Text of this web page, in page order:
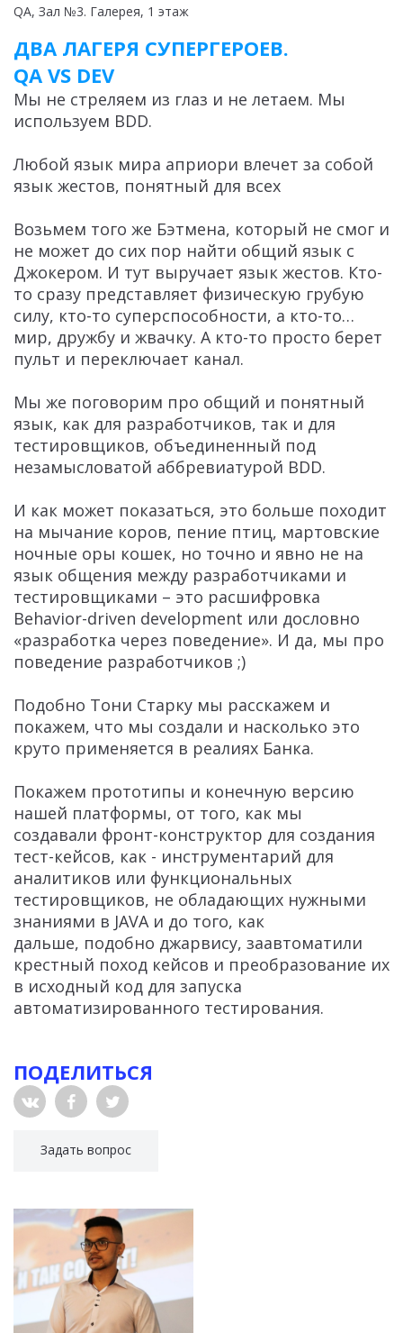
QA, Зал №3. Галерея, 1 этаж
ДВА ЛАГЕРЯ СУПЕРГЕРОЕВ.
QA VS DEV
Мы не стреляем из глаз и не летаем. Мы
используем BDD.
Любой язык мира априори влечет за собой
язык жестов, понятный для всех
Возьмем того же Бэтмена, который не смог и
не может до сих пор найти общий язык с
Джокером. И тут выручает язык жестов. Кто-
то сразу представляет физическую грубую
силу, кто-то суперспособности, а кто-то…
мир, дружбу и жвачку. А кто-то просто берет
пульт и переключает канал.
Мы же поговорим про общий и понятный
язык, как для разработчиков, так и для
тестировщиков, объединенный под
незамысловатой аббревиатурой BDD.
И как может показаться, это больше походит
на мычание коров, пение птиц, мартовские
ночные оры кошек, но точно и явно не на
язык общения между разработчиками и
тестировщиками – это расшифровка
Behavior-driven development или дословно
«разработка через поведение». И да, мы про
поведение разработчиков ;)
Подобно Тони Старку мы расскажем и
покажем, что мы создали и насколько это
круто применяется в реалиях Банка.
Покажем прототипы и конечную версию
нашей платформы, от того, как мы
создавали фронт-конструктор для создания
тест-кейсов, как - инструментарий для
аналитиков или функциональных
тестировщиков, не обладающих нужными
знаниями в JAVA и до того, как
дальше, подобно джарвису, заавтоматили
крестный поход кейсов и преобразование их
в исходный код для запуска
автоматизированного тестирования.
ПОДЕЛИТЬСЯ
Задать вопрос